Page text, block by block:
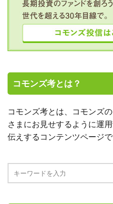
コモンズ考とは？
コモンズ考とは、コモンズ
さまにお見せするように運
伝えするコンテンツページで